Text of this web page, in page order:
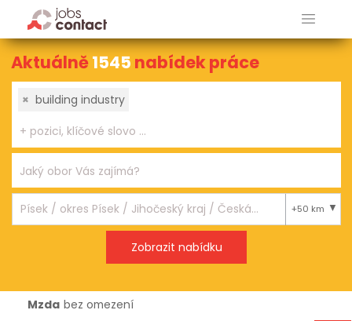
Aktuálně1545 nabídek práce
× building industry
+50 km
Mzda bez omezení